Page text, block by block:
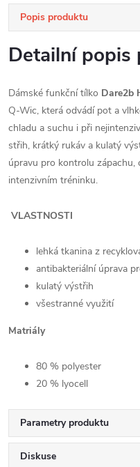
Popis produktu
Detailní popis
Dámské funkční tílko Dare2b
Q-Wic, která odvádí pot a
chladu a suchu i při
střih, krátký rukáv a kulatý
úpravu pro kontrolu
intenzivním tréninku.
VLASTNOSTI
lehká tkanina z
antibakteriální úprava
kulatý výstřih
všestranné využití
Matriály
80 % polyester
20 % lyocell
Parametry produktu
Diskuse